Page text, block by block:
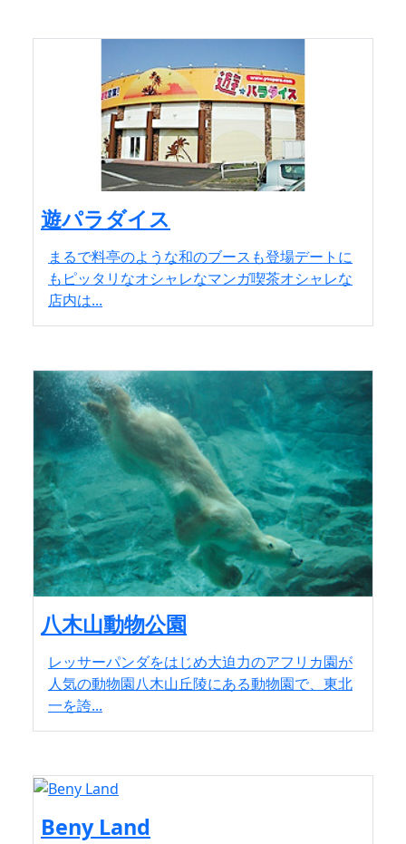
遊パラダイス
まるで料亭のような和のブースも登場デートに
もピッタリなオシャレなマンガ喫茶オシャレな
店内は...
八木山動物公園
レッサーパンダをはじめ大迫力のアフリカ園が
人気の動物園八木山丘陵にある動物園で、東北
一を誇...
Beny Land